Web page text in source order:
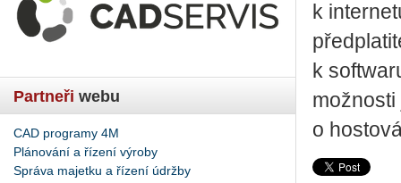
Partneři webu
CAD programy 4M
Plánování a řízení výroby
Správa majetku a řízení údržby
k
k
o